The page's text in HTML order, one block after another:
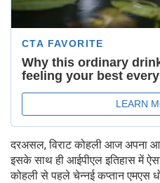
दरअसल, विराट कोहली आज अपना
इसके साथ ही आईपीएल इतिहास में
कोहली से पहले चेन्नई कप्तान एमएस